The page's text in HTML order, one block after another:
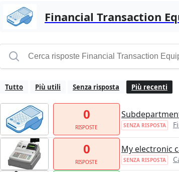
Financial Transaction
Tutto Più utili Senza risposta Più recenti
0
RISPOSTE SENZA RISPOSTA
0
RISPOSTE
My electronic
SENZA RISPOSTA